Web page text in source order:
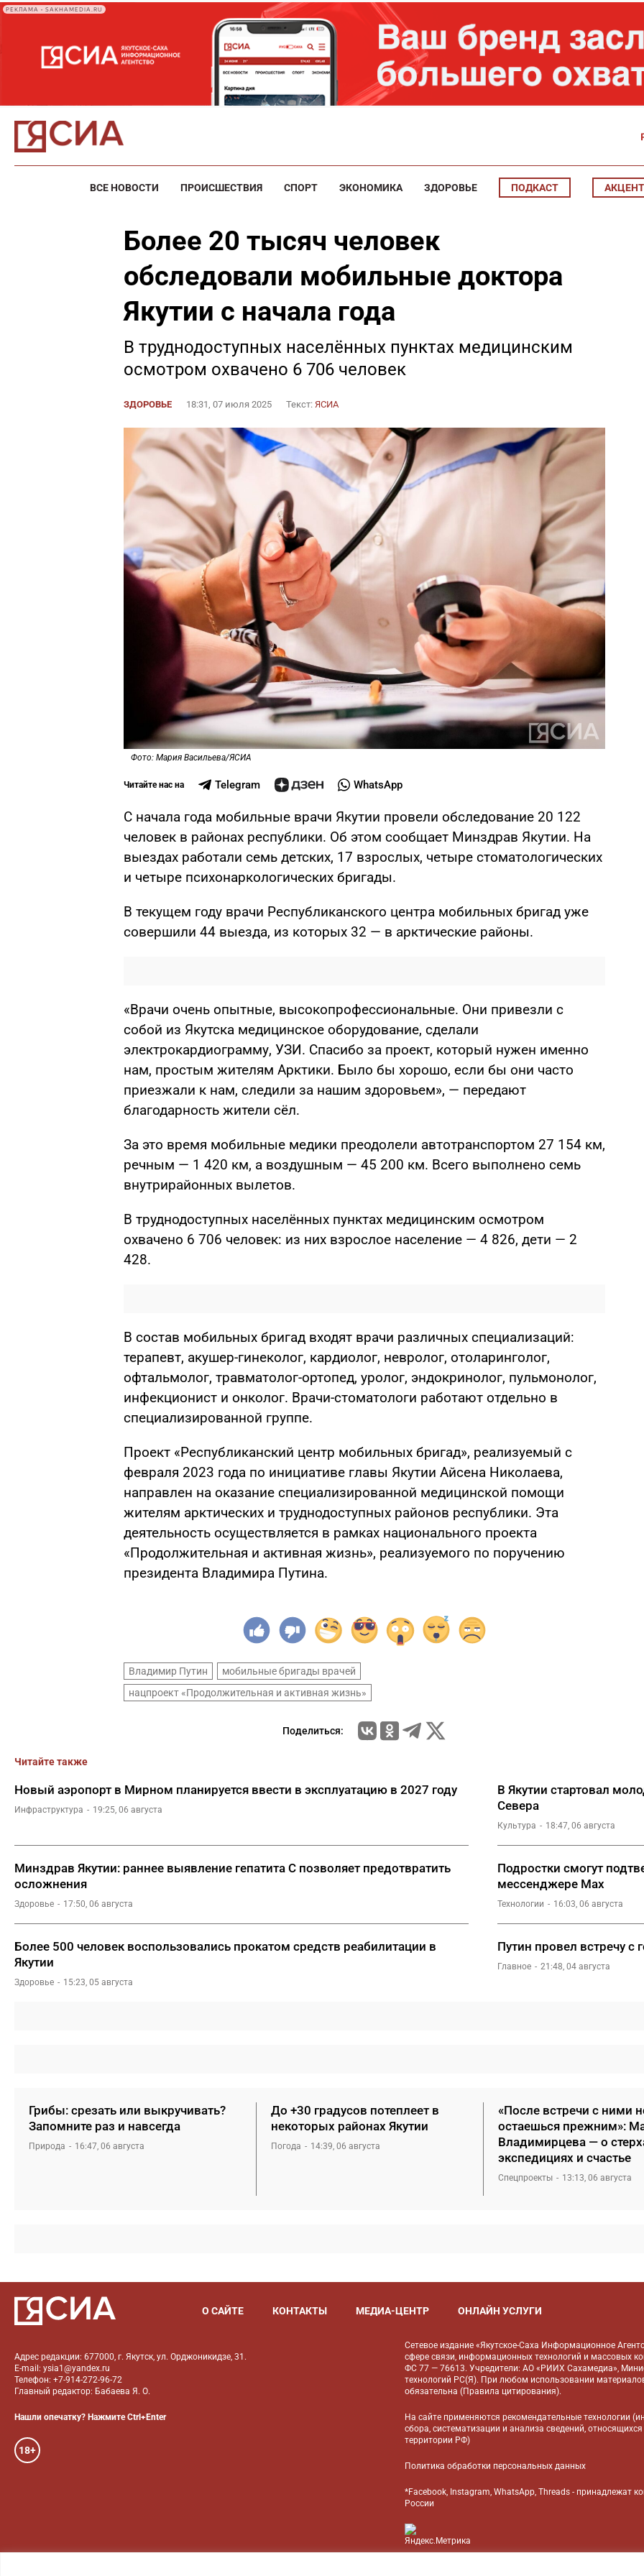
РЕКЛАМА • SAKHAMEDIA.RU
ВСЕ НОВОСТИ ПРОИСШЕСТВИЯ СПОРТ ЭКОНОМИКА ЗДОРОВЬЕ ПОДКАСТ АКЦЕНТ
Более 20 тысяч человек
обследовали мобильные доктора
Якутии с начала года
В труднодоступных населённых пунктах медицинским
осмотром охвачено 6 706 человек
ЗДОРОВЬЕ 18:31, 07 июля 2025 Текст: ЯСИА
Фото: Мария Васильева/ЯСИА
Читайте нас на Telegram WhatsApp
С начала года мобильные врачи Якутии провели обследование 20 122
человек в районах республики. Об этом сообщает Минздрав Якутии. На
выездах работали семь детских, 17 взрослых, четыре стоматологических
и четыре психонаркологических бригады.
В текущем году врачи Республиканского центра мобильных бригад уже
совершили 44 выезда, из которых 32 — в арктические районы.
«Врачи очень опытные, высокопрофессиональные. Они привезли с
собой из Якутска медицинское оборудование, сделали
электрокардиограмму, УЗИ. Спасибо за проект, который нужен именно
нам, простым жителям Арктики. Было бы хорошо, если бы они часто
приезжали к нам, следили за нашим здоровьем», — передают
благодарность жители сёл.
За это время мобильные медики преодолели автотранспортом 27 154 км,
речным — 1 420 км, а воздушным — 45 200 км. Всего выполнено семь
внутрирайонных вылетов.
В труднодоступных населённых пунктах медицинским осмотром
охвачено 6 706 человек: из них взрослое население — 4 826, дети — 2
428.
В состав мобильных бригад входят врачи различных специализаций:
терапевт, акушер-гинеколог, кардиолог, невролог, отоларинголог,
офтальмолог, травматолог-ортопед, уролог, эндокринолог, пульмонолог,
инфекционист и онколог. Врачи-стоматологи работают отдельно в
специализированной группе.
Проект «Республиканский центр мобильных бригад», реализуемый с
февраля 2023 года по инициативе главы Якутии Айсена Николаева,
направлен на оказание специализированной медицинской помощи
жителям арктических и труднодоступных районов республики. Эта
деятельность осуществляется в рамках национального проекта
«Продолжительная и активная жизнь», реализуемого по поручению
президента Владимира Путина.
Владимир Путин
мобильные бригады врачей
нацпроект «Продолжительная и активная жизнь»
Поделиться:
Читайте также
Новый аэропорт в Мирном планируется ввести в эксплуатацию в 2027 году
Инфраструктура 19:25, 06 августа
В Якутии стартовал
Севера
Культура 18:47, 06 августа
Минздрав Якутии: раннее выявление гепатита С позволяет предотвратить
осложнения
Здоровье 17:50, 06 августа
Подростки смогут
мессенджере Мах
Технологии 16:03, 06 августа
Более 500 человек воспользовались прокатом средств реабилитации в
Якутии
Здоровье 15:23, 05 августа
Путин провел встречу
Главное 21:48, 04 августа
Грибы: срезать или выкручивать?
Запомните раз и навсегда
Природа 16:47, 06 августа
До +30 градусов потеплеет в
некоторых районах Якутии
Погода 14:39, 06 августа
«После встречи с ними
остаешься прежним»:
Владимирцева — о
экспедициях и счастье
Спецпроекты 13:13, 06 августа
О САЙТЕ КОНТАКТЫ МЕДИА-ЦЕНТР ОНЛАЙН УСЛУГИ
Адрес редакции: 677000, г. Якутск, ул. Орджоникидзе, 31.
E-mail: ysia1@yandex.ru
Телефон: +7-914-272-96-72
Главный редактор: Бабаева Я. О.
Нашли опечатку? Нажмите Ctrl+Enter
18+
Сетевое издание «Якутское-Саха Информационное
сфере связи, информационных технологий и массовых
ФС 77 — 76613. Учредители: АО «РИИХ Сахамедиа»,
технологий РС(Я). При любом использовании
обязательна (Правила цитирования).
На сайте применяютсярекомендательные технологии
сбора, систематизации и анализа сведений,
территории РФ)
Политика обработки персональных данных
*Facebook, Instagram, WhatsApp, Threads - принадлежат
России